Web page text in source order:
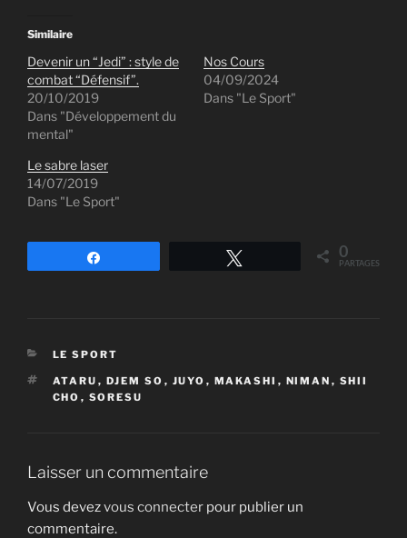
Similaire
Devenir un “Jedi” : style de
combat “Défensif”.
20/10/2019
Dans "Développement du
mental"
Nos Cours
04/09/2024
Dans "Le Sport"
Le sabre laser
14/07/2019
Dans "Le Sport"
0
PARTAGES
CATÉGORIES
LE SPORT
ÉTIQUETTES
ATARU , DJEM SO , JUYO , MAKASHI , NIMAN , SHII
CHO , SORESU
Laisser un commentaire
Vous devezvous connecter pour publier un
commentaire.